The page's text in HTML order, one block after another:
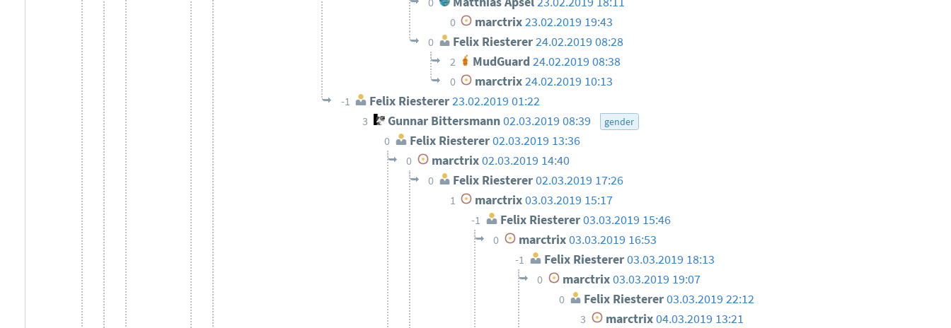
0 marctrix23.02.2019 19:43
0 Felix Riesterer 24.02.2019 08:28
2 MudGuard 24.02.2019 08:38
0 marctrix24.02.2019 10:13
-1 Felix Riesterer23.02.2019 01:22
3 Gunnar Bittersmann02.03.2019 08:39 gender
0 Felix Riesterer02.03.2019 13:36
0 marctrix02.03.2019 14:40
0 Felix Riesterer 02.03.2019 17:26
1 marctrix03.03.2019 15:17
-1 Felix Riesterer03.03.2019 15:46
0 marctrix03.03.2019 16:53
-1 Felix Riesterer03.03.2019 18:13
0 marctrix 03.03.2019 19:07
0 Felix Riesterer03.03.2019 22:12
3 marctrix04.03.2019 13:21